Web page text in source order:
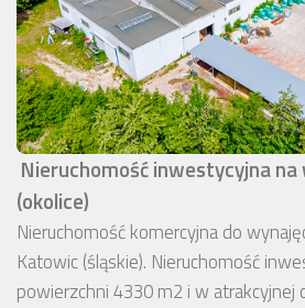
Nieruchomość inwestycyjna
(okolice)
Nieruchomość komercyjna do
Katowic (śląskie). Nieruchomość
powierzchni 4330 m2 i w atrakcyjnej